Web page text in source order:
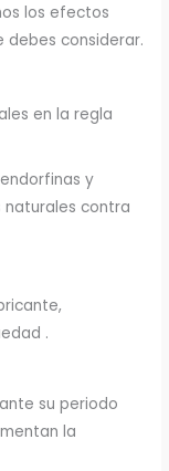
los efectos
debes considerar.
en la regla
y
naturales contra
.
su periodo
la